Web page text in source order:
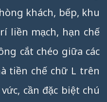
khách, bếp, khu
liền mạch, hạn chế
cắt chéo giữa các
tiền chế chữ L trên
cần đặc biệt chú